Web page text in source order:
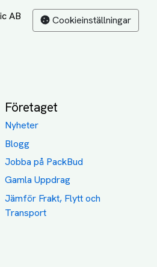
AB Cookieinställningar
Företaget
Nyheter
Blogg
Jobba på PackBud
Gamla Uppdrag
Jämför Frakt, Flytt och
Transport